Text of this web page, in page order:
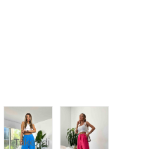
Tükendi